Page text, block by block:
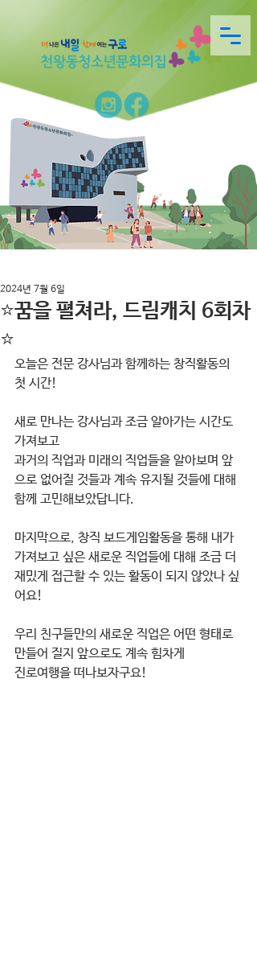
⭐꿈을 펼쳐라, 드림캐치 6회차
⭐
2024년 7월 6일
오늘은 전문 강사님과 함께하는 창직활동의
첫 시간!
새로 만나는 강사님과 조금 알아가는 시간도
가져보고
과거의 직업과 미래의 직업들을 알아보며 앞
으로 없어질 것들과 계속 유지될 것들에 대해
함께 고민해보았답니다.
마지막으로, 창직 보드게임활동을 통해 내가
가져보고 싶은 새로운 직업들에 대해 조금 더
재밌게 접근할 수 있는 활동이 되지 않았나 싶
어요!
우리 친구들만의 새로운 직업은 어떤 형태로
만들어 질지 앞으로도 계속 힘차게
진로여행을 떠나보자구요!